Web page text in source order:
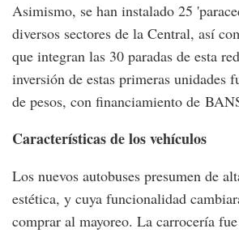
Asimismo, se han instalado 25
diversos sectores de la Central, así
que integran las 30 paradas de esta
inversión de estas primeras unidades
de pesos, con financiamiento de
Características de los vehículos
Los nuevos autobuses presumen de
estética, y cuya funcionalidad
comprar al mayoreo. La carrocería